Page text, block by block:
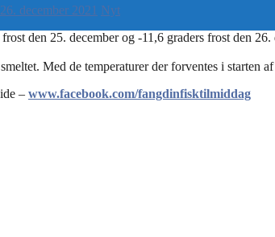
26. december 2021 Nyt
www.facebook.com/fangdinfisktilmiddag